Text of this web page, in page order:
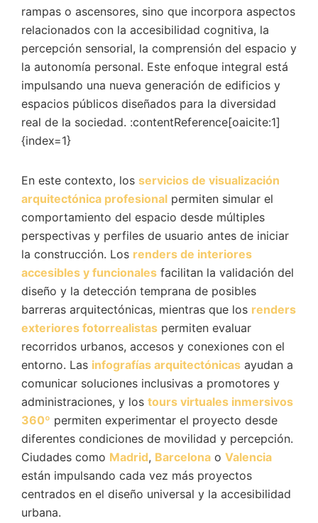
rampas o ascensores, sino que incorpora aspectos
relacionados con la accesibilidad cognitiva, la
percepción sensorial, la comprensión del espacio y
la autonomía personal. Este enfoque integral está
impulsando una nueva generación de edificios y
espacios públicos diseñados para la diversidad
real de la sociedad. :contentReference[oaicite:1]
{index=1}
En este contexto, los servicios de visualización
arquitectónica profesional permiten simular el
comportamiento del espacio desde múltiples
perspectivas y perfiles de usuario antes de iniciar
la construcción. Los renders de interiores
accesibles y funcionales facilitan la validación del
diseño y la detección temprana de posibles
barreras arquitectónicas, mientras que los renders
exteriores fotorrealistas permiten evaluar
recorridos urbanos, accesos y conexiones con el
entorno. Las infografías arquitectónicas ayudan a
comunicar soluciones inclusivas a promotores y
administraciones, y los tours virtuales inmersivos
360º permiten experimentar el proyecto desde
diferentes condiciones de movilidad y percepción.
Ciudades como Madrid, Barcelona o Valencia
están impulsando cada vez más proyectos
centrados en el diseño universal y la accesibilidad
urbana.